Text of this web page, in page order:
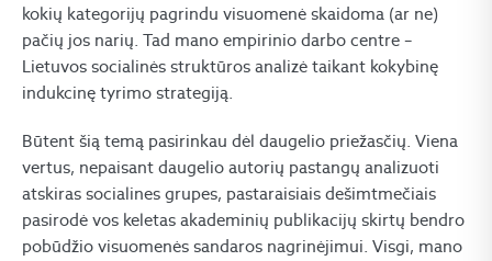
kokių kategorijų pagrindu visuomenė skaidoma (ar ne)
pačių jos narių. Tad mano empirinio darbo centre –
Lietuvos socialinės struktūros analizė taikant kokybinę
indukcinę tyrimo strategiją.
Būtent šią temą pasirinkau dėl daugelio priežasčių. Viena
vertus, nepaisant daugelio autorių pastangų analizuoti
atskiras socialines grupes, pastaraisiais dešimtmečiais
pasirodė vos keletas akademinių publikacijų skirtų bendro
pobūdžio visuomenės sandaros nagrinėjimui. Visgi, mano